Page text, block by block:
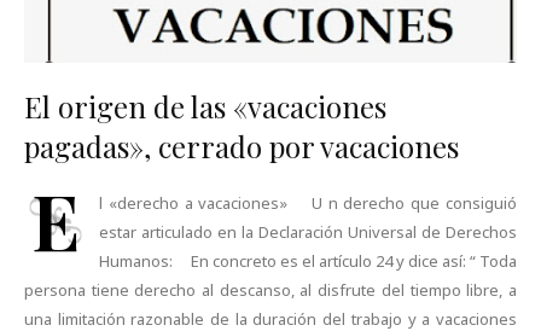
El origen de las «vacaciones
pagadas», cerrado por vacaciones
E
l «derecho a vacaciones» U n derecho que consiguió
estar articulado en la Declaración Universal de Derechos
Humanos: En concreto es el artículo 24 y dice así: “ Toda
persona tiene derecho al descanso, al disfrute del tiempo libre, a
una limitación razonable de la duración del trabajo y a vacaciones